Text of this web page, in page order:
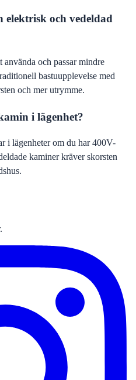
elektrisk och vedeldad
och passar mindre
bastuupplevelse med
och mer utrymme.
i lägenhet?
i lägenheter om du har 400V-
kaminer kräver skorsten